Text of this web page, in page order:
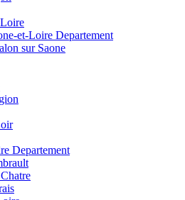
et-Loire Departement
sur Saone
Departement